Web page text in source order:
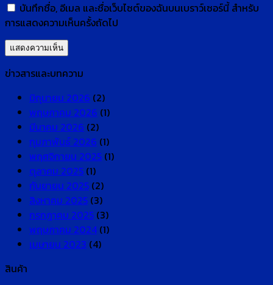
บันทึกชื่อ, อีเมล และชื่อเว็บไซต์ของฉันบนเบราว์เซอร์นี้ สำหรับ
การแสดงความเห็นครั้งถัดไป
ข่าวสารและบทความ
มิถุนายน 2026 (2)
พฤษภาคม 2026 (1)
มีนาคม 2026 (2)
กุมภาพันธ์ 2026 (1)
พฤศจิกายน 2025 (1)
ตุลาคม 2025 (1)
กันยายน 2025 (2)
สิงหาคม 2025 (3)
กรกฎาคม 2025 (3)
พฤษภาคม 2024 (1)
เมษายน 2023 (4)
สินค้า